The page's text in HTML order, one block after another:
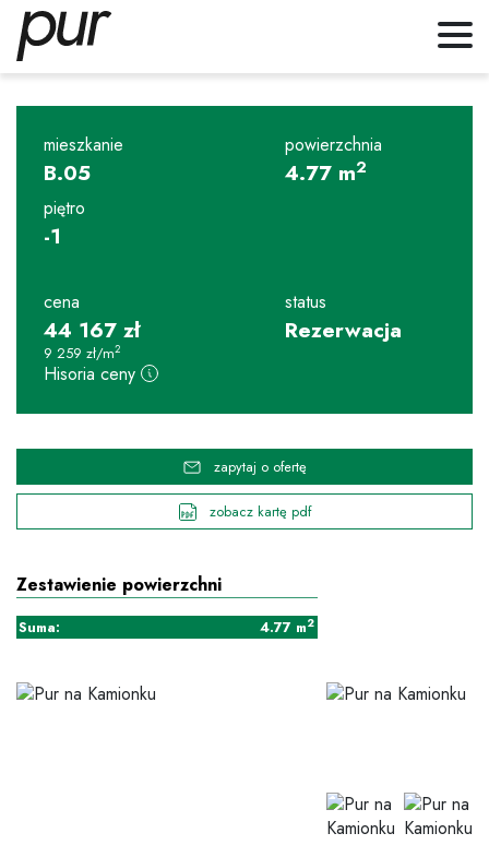
mieszkanie
B.05
powierzchnia
4.77 m2
piętro
-1
cena
44 167 zł
9 259 zł/m2
Hisoria ceny
status
Rezerwacja
zapytaj o ofertę
zobacz kartę pdf
Zestawienie powierzchni
Suma: 4.77 m2